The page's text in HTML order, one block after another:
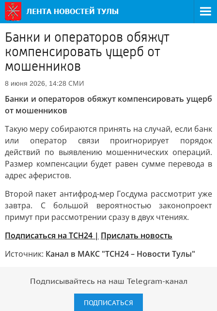
Банки и операторов обяжут
компенсировать ущерб от
мошенников
8 июня 2026, 14:28 СМИ
Банки и операторов обяжут компенсировать ущерб
от мошенников
Такую меру собираются принять на случай, если банк
или оператор связи проигнорирует порядок
действий по выявлению мошеннических операций.
Размер компенсации будет равен сумме перевода в
адрес аферистов.
Второй пакет антифрод-мер Госдума рассмотрит уже
завтра. С большой вероятностью законопроект
примут при рассмотрении сразу в двух чтениях.
Подписаться на ТСН24 | Прислать новость
Источник: Канал в МАКС "ТСН24 – Новости Тулы"
Подписывайтесь на наш Telegram-канал
ПОДПИСАТЬСЯ